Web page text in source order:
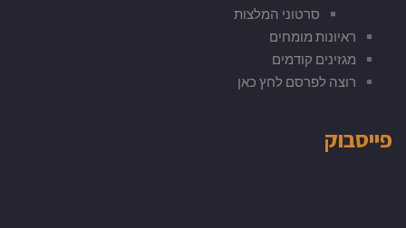
סרטוני המלצות
ראיונות מומחים
מגזינים קודמים
רוצה לפרסם לחץ כאן
פייסבוק